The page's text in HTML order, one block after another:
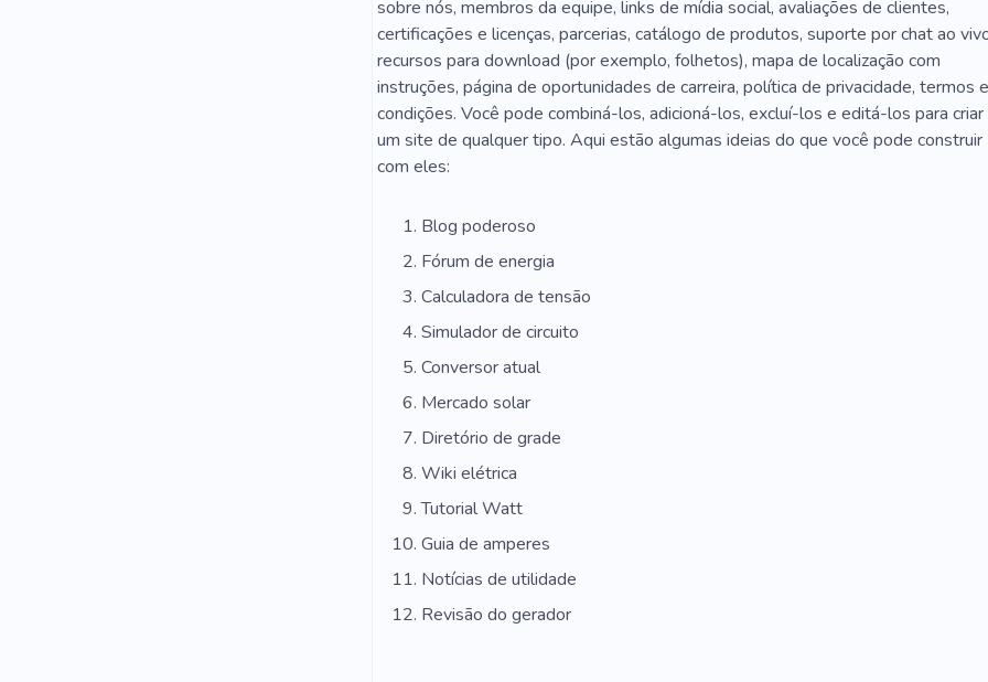
sobre nós, membros da equipe, links de mídia social, avaliações de clientes,
certificações e licenças, parcerias, catálogo de produtos, suporte por chat ao
recursos para download (por exemplo, folhetos), mapa de localização com
instruções, página de oportunidades de carreira, política de privacidade, termos e
condições. Você pode combiná-los, adicioná-los, excluí-los e editá-los para criar
um site de qualquer tipo. Aqui estão algumas ideias do que você pode construir
com eles:
Blog poderoso
Fórum de energia
Calculadora de tensão
Simulador de circuito
Conversor atual
Mercado solar
Diretório de grade
Wiki elétrica
Tutorial Watt
Guia de amperes
Notícias de utilidade
Revisão do gerador